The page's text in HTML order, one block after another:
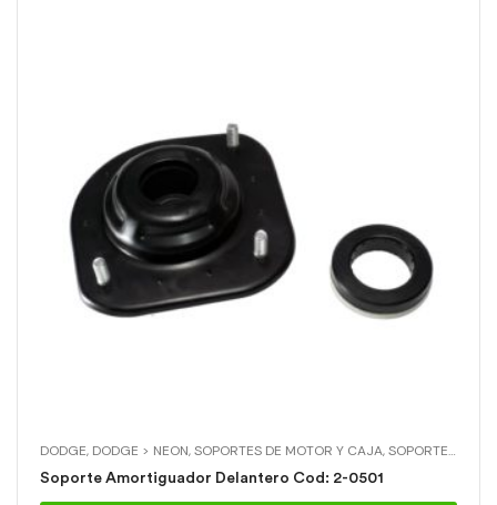
DODGE, DODGE > NEON,SOPORTES DE MOTOR Y CAJA,SOPORTES DE MOTOR Y CAJA > SOPORTE MORT. DELANTERO
Soporte Amortiguador Delantero Cod: 2-0501